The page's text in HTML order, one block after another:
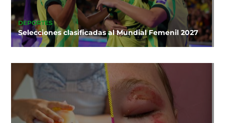
DEPORTES
Selecciones clasificadas al Mundial Femenil 2027